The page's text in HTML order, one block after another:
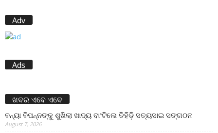
Adv
Ads
ଖବର ଏବେ ଏବେ
ବନ୍ୟା ବିପନ୍ନଙ୍କୁ ଶୁଖିଲା ଖାଦ୍ୟ ବାଂଟିଲେ ତିହିଡି଼ ସତ୍ୟସାଇ ସଙ୍ଗଠନ
August 7, 2026